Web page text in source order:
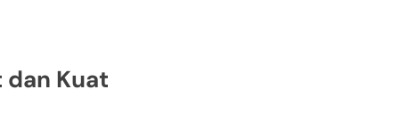
dan Kuat